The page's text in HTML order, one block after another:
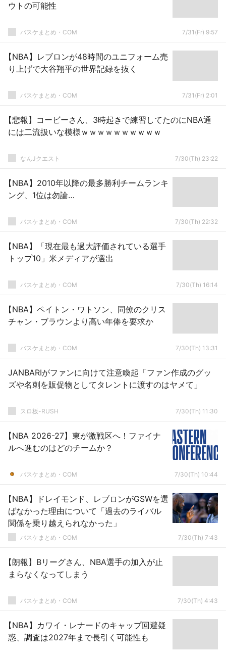
ウトの可能性
バスケまとめ・COM 7/31(Fr) 9:57
【NBA】レブロンが48時間のユニフォーム売
り上げで大谷翔平の世界記録を抜く
バスケまとめ・COM 7/31(Fr) 2:01
【悲報】コービーさん、3時起きで練習してたのにNBA通
には二流扱いな模様ｗｗｗｗｗｗｗｗｗｗ
なんJクエスト 7/30(Th) 23:22
【NBA】2010年以降の最多勝利チームランキ
ング、1位は勿論…
バスケまとめ・COM 7/30(Th) 22:32
【NBA】「現在最も過大評価されている選手
トップ10」米メディアが選出
バスケまとめ・COM 7/30(Th) 16:14
【NBA】ペイトン・ワトソン、同僚のクリス
チャン・ブラウンより高い年俸を要求か
バスケまとめ・COM 7/30(Th) 13:31
JANBARIがファンに向けて注意喚起「ファン作成のグッ
ズや名刺を販促物としてタレントに渡すのはヤメて」
スロ板-RUSH 7/30(Th) 11:30
【NBA 2026-27】東が激戦区へ！ファイナ
ルへ進むのはどのチームか？
バスケまとめ・COM 7/30(Th) 10:44
【NBA】ドレイモンド、レブロンがGSWを選
ばなかった理由について「過去のライバル
関係を乗り越えられなかった」
バスケまとめ・COM 7/30(Th) 7:43
【朗報】Bリーグさん、NBA選手の加入が止
まらなくなってしまう
バスケまとめ・COM 7/30(Th) 4:43
【NBA】カワイ・レナードのキャップ回避疑
惑、調査は2027年まで長引く可能性も